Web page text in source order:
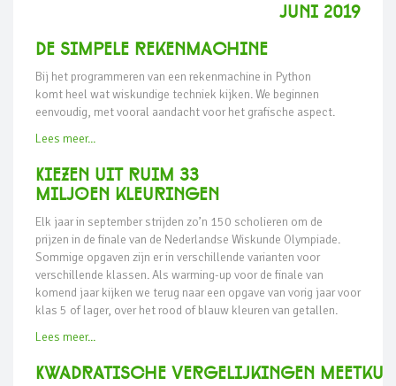
juni 2019
De simpele rekenmachine
Bij het programmeren van een rekenmachine in Python
komt heel wat wiskundige techniek kijken. We beginnen
eenvoudig, met vooral aandacht voor het grafische aspect.
Lees meer...
Kiezen uit ruim 33
miljoen kleuringen
Elk jaar in september strijden zo’n 150 scholieren om de
prijzen in de finale van de Nederlandse Wiskunde Olympiade.
Sommige opgaven zijn er in verschillende varianten voor
verschillende klassen. Als warming-up voor de finale van
komend jaar kijken we terug naar een opgave van vorig jaar voor
klas 5 of lager, over het rood of blauw kleuren van getallen.
Lees meer...
Kwadratische vergelijkingen